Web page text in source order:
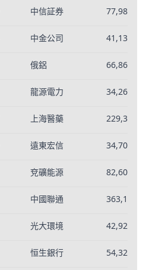
中信証券 77,981
中金公司 41,133
俄鋁 66,866
龍源電力 34,260
上海醫藥 229,351
遠東宏信 34,708
兗礦能源 82,609
中國聯通 363,117
光大環境 42,926
恒生銀行 54,322